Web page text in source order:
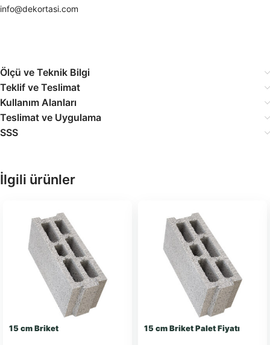
info@dekortasi.com
Ölçü ve Teknik Bilgi
Teklif ve Teslimat
Kullanım Alanları
Teslimat ve Uygulama
SSS
İlgili ürünler
15 cm Briket 15 cm Briket Palet Fiyatı